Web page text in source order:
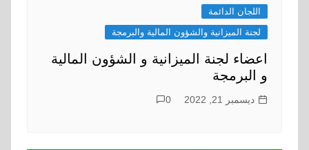
اللجان الدائمة
لجنة الميزانية والشؤون المالية والبرمجة
اعضاء لجنة الميزانية و الشؤون المالية
و البرمجة
ديسمبر 21, 2022 0